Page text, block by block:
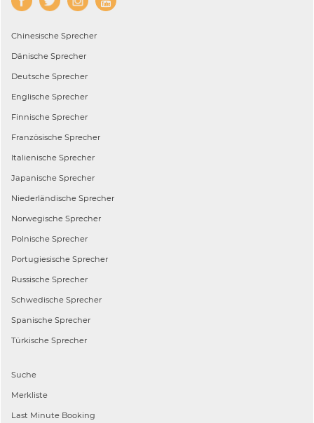
Chinesische Sprecher
Dänische Sprecher
Deutsche Sprecher
Englische Sprecher
Finnische Sprecher
Französische Sprecher
Italienische Sprecher
Japanische Sprecher
Niederländische Sprecher
Norwegische Sprecher
Polnische Sprecher
Portugiesische Sprecher
Russische Sprecher
Schwedische Sprecher
Spanische Sprecher
Türkische Sprecher
Suche
Merkliste
Last Minute Booking